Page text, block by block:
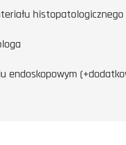
endoskopowym